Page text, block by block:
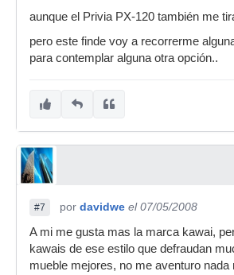
aunque el Privia PX-120 también me
pero este finde voy a recorrerme
para contemplar alguna otra opción..
#7 por davidwe el 07/05/2008
A mi me gusta mas la marca kawai,
kawais de ese estilo que defraudan
mueble mejores, no me aventuro nada